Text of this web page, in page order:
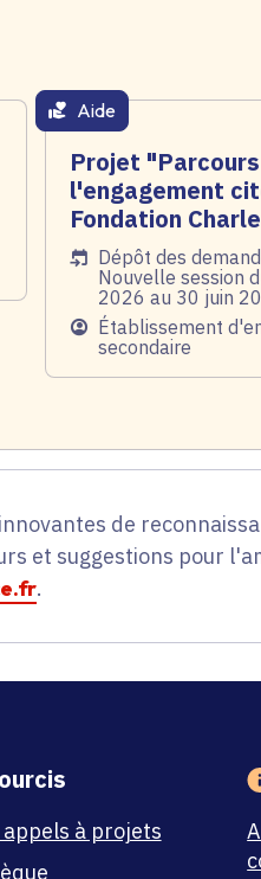
thématique active
Aide
Projet
l'engagement
Fondation
Date de l'arrêté
Dépôt des
Nouvelle session
2026 au 30 juin
PublicÉtablissement
secondaire
de
et suggestions pour
.
à projets